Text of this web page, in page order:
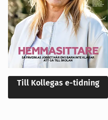
Till Kollegas e-tidning